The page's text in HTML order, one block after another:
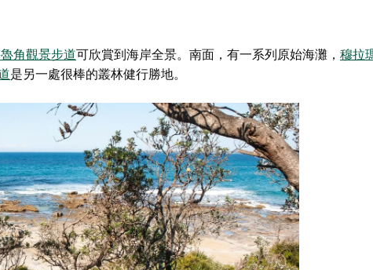
角觀景步道可欣賞到海岸全景。南面，有一系列原始海灘， 穆拉
是另一處很棒的叢林健行勝地。